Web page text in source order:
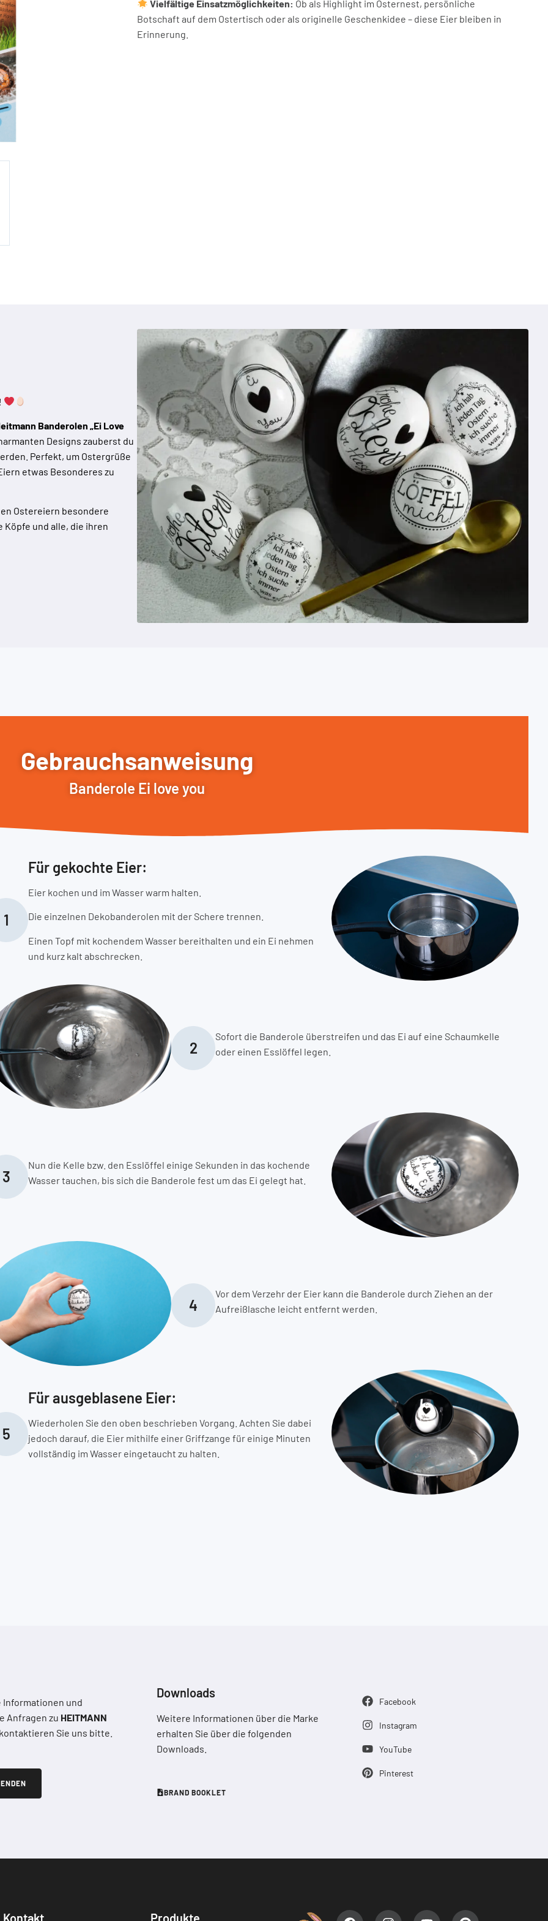
Vielfältige Einsatzmöglichkeiten: Ob als Highlight im Osternest, persönliche
Botschaft auf dem Ostertisch oder als originelle Geschenkidee – diese Eier bleiben in
Erinnerung.
Banderolen „Ei Love
Designs zauberst du
Perfekt, um Ostergrüße
etwas Besonderes zu
Ostereiern besondere
Köpfe und alle, die ihren
Gebrauchsanweisung
Banderole Ei love you
1
Für gekochte Eier:
Eier kochen und im Wasser warm halten.
Die einzelnen Dekobanderolen mit der Schere trennen.
Einen Topf mit kochendem Wasser bereithalten und ein Ei nehmen
und kurz kalt abschrecken.
2
Sofort die Banderole überstreifen und das Ei auf eine Schaumkelle
oder einen Esslöffel legen.
3
Nun die Kelle bzw. den Esslöffel einige Sekunden in das kochende
Wasser tauchen, bis sich die Banderole fest um das Ei gelegt hat.
4
Vor dem Verzehr der Eier kann die Banderole durch Ziehen an der
Aufreißlasche leicht entfernt werden.
5
Für ausgeblasene Eier:
Wiederholen Sie den oben beschrieben Vorgang. Achten Sie dabei
jedoch darauf, die Eier mithilfe einer Griffzange für einige Minuten
vollständig im Wasser eingetaucht zu halten.
und
Anfragen zu HEITMANN
Sie uns bitte.
Downloads
Weitere Informationen über die Marke
erhalten Sie über die folgenden
Downloads.
BRAND BOOKLET
Facebook
Instagram
YouTube
Pinterest